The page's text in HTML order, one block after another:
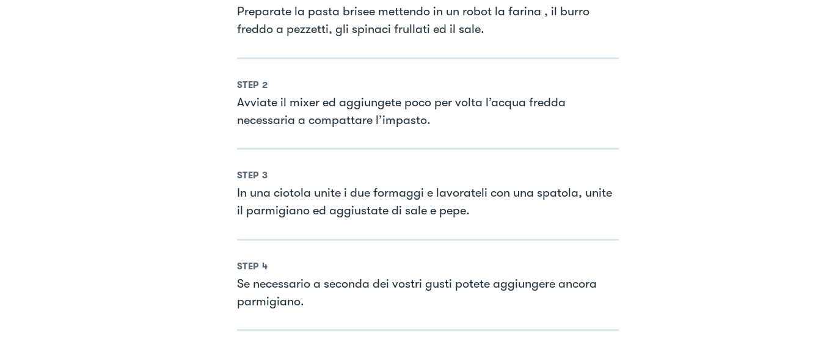
Preparate la pasta brisee mettendo in un robot la farina , il burro
freddo a pezzetti, gli spinaci frullati ed il sale.
STEP 2
Avviate il mixer ed aggiungete poco per volta l’acqua fredda
necessaria a compattare l’impasto.
STEP 3
In una ciotola unite i due formaggi e lavorateli con una spatola, unite
il parmigiano ed aggiustate di sale e pepe.
STEP 4
Se necessario a seconda dei vostri gusti potete aggiungere ancora
parmigiano.